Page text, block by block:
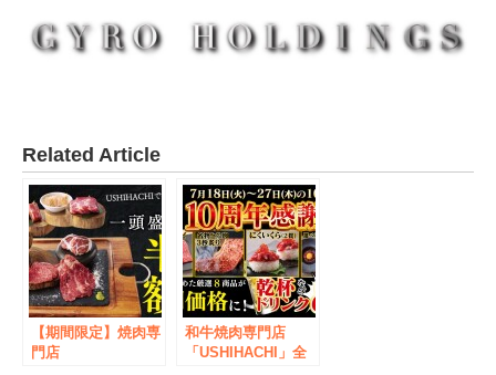
Related Article
【期間限定】焼肉専
門店
和牛焼肉専門店
「USHIHACHI」全